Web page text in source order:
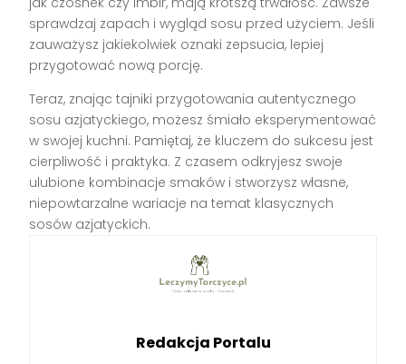
sprawdzaj zapach i wygląd sosu przed użyciem. Jeśli
zauważysz jakiekolwiek oznaki zepsucia, lepiej
przygotować nową porcję.
Teraz, znając tajniki przygotowania autentycznego
sosu azjatyckiego, możesz śmiało eksperymentować
w swojej kuchni. Pamiętaj, że kluczem do sukcesu jest
cierpliwość i praktyka. Z czasem odkryjesz swoje
ulubione kombinacje smaków i stworzysz własne,
niepowtarzalne wariacje na temat klasycznych
sosów azjatyckich.
Redakcja Portalu